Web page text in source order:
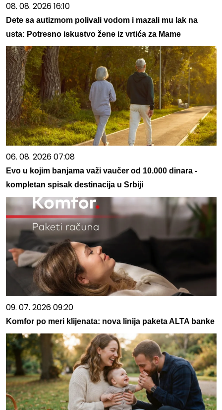
08. 08. 2026 16:10
Dete sa autizmom polivali vodom i mazali mu lak na
usta: Potresno iskustvo žene iz vrtića za Mame
06. 08. 2026 07:08
Evo u kojim banjama važi vaučer od 10.000 dinara -
kompletan spisak destinacija u Srbiji
09. 07. 2026 09:20
Komfor po meri klijenata: nova linija paketa ALTA banke